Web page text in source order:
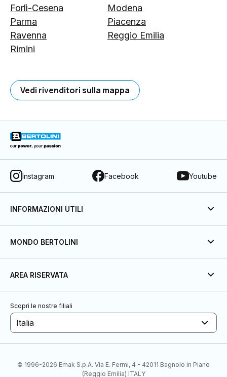
Forlì-Cesena
Modena
Parma
Piacenza
Ravenna
Reggio Emilia
Rimini
Vedi rivenditori sulla mappa
Instagram Facebook Youtube
INFORMAZIONI UTILI
MONDO BERTOLINI
AREA RISERVATA
Scopri le nostre filiali
Italia
© 1996-2026 Emak S.p.A. Via E. Fermi, 4 - 42011 Bagnolo in Piano
(Reggio Emilia) ITALY